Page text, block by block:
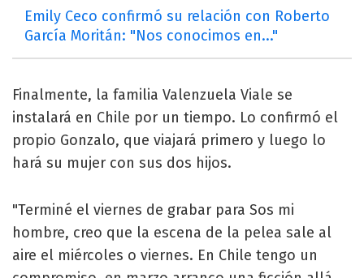
Emily Ceco confirmó su relación con Roberto
García Moritán: "Nos conocimos en..."
Finalmente, la familia Valenzuela Viale se
instalará en Chile por un tiempo. Lo confirmó el
propio Gonzalo, que viajará primero y luego lo
hará su mujer con sus dos hijos.
"Terminé el viernes de grabar para Sos mi
hombre, creo que la escena de la pelea sale al
aire el miércoles o viernes. En Chile tengo un